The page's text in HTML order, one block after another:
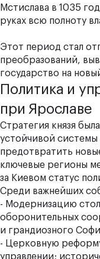
Мстислава в 1035
руках всю полноту
Этот период стал
преобразований,
государство на
Политика и
при Ярославе
Стратегия князя
устойчивой системы
предотвратить
ключевые регионы
за Киевом статус
Среди важнейших
- Модернизацию
оборонительных
и грандиозного
- Церковную
управлении;